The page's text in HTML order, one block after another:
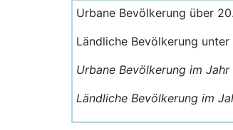
Urbane Bevölkerung über
Ländliche Bevölkerung
Urbane Bevölkerung im
Ländliche Bevölkerung im